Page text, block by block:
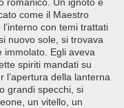
romanico. Un ignoto e
come il Maestro
con temi trattati
nuovo sole, si trovava
immolato. Egli aveva
spiriti mandati su
l’apertura della lanterna
grandi specchi, si
un vitello, un